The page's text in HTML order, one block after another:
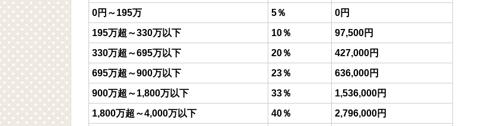
0円～195万
5％
0円
195万超～330万以下
10％
97,500円
330万超～695万以下
20％
427,000円
695万超～900万以下
23％
636,000円
900万超～1,800万以下
33％
1,536,000円
1,800万超～4,000万以下
40％
2,796,000円